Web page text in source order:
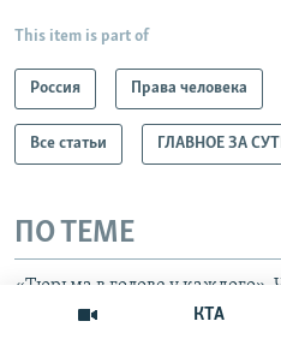
КТА
This item is part of
Россия Права человека
Все статьи ГЛАВНОЕ ЗА
ПО ТЕМЕ
«Тюрьма в голове у каждого».
Netflix в фильме «Кресты»